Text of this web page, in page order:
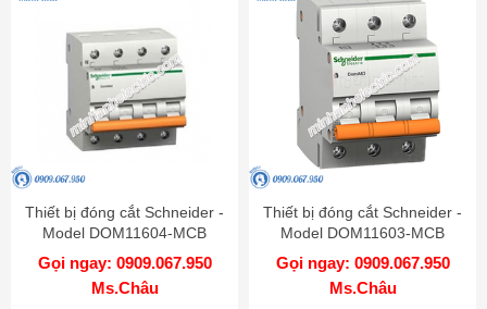
Thiết bị đóng cắt Schneider -
Model DOM11604-MCB
Gọi ngay: 0909.067.950
Ms.Châu
Thiết bị đóng cắt Schneider -
Model DOM11603-MCB
Gọi ngay: 0909.067.950
Ms.Châu